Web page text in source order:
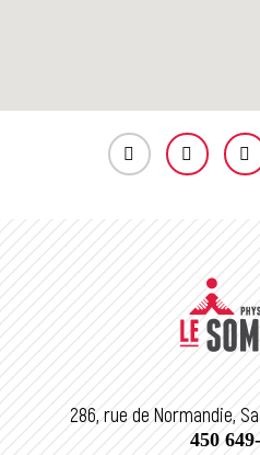
286, rue de Normandie,
450